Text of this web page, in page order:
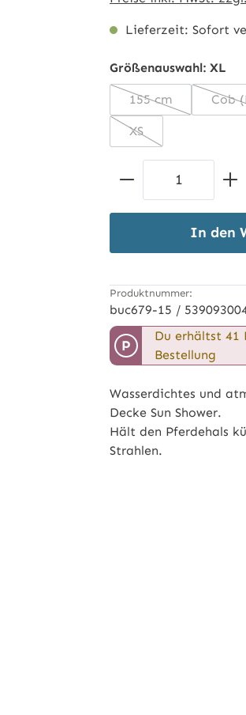
Lieferzeit: Sofort
Größenauswahl: XL
155 cm
(Diese Option ist
Cob
XS
(Diese Option ist
Produkt
In den
Produktnummer:
buc679-15 /
P
Du erhältst 41
Bestellung
Wasserdichtes und
Decke Sun Shower.
Hält den Pferdehals
Strahlen.